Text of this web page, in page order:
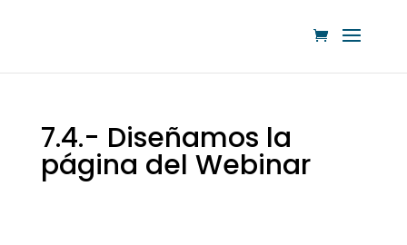
7.4.- Diseñamos la
página del Webinar